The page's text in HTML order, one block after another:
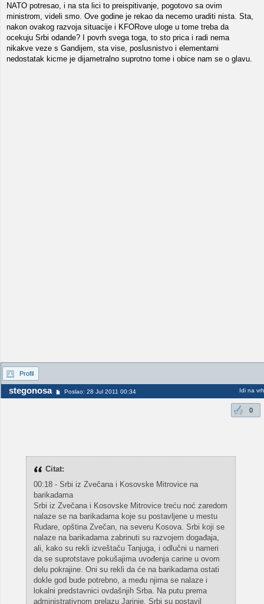
NATO potresao, i na sta lici to preispitivanje, pogotovo sa ovim
ministrom, videli smo. Ove godine je rekao da necemo uraditi nista. Sta,
nakon ovakog razvoja situacije i KFORove uloge u tome treba da
ocekuju Srbi odande? I povrh svega toga, to sto prica i radi nema
nikakve veze s Gandijem, sta vise, poslusnistvo i elementarni
nedostatak kicme je dijametralno suprotno tome i obice nam se o glavu.
Profil
stegonosa Poslao: 28 Jul 2011 00:34 Idi na vrh
0
Citat:
00:18 - Srbi iz Zvečana i Kosovske Mitrovice na
barikadama
Srbi iz Zvečana i Kosovske Mitrovice treću noć zaredom
nalaze se na barikadama koje su postavljene u mestu
Rudare, opština Zvečan, na severu Kosova. Srbi koji se
nalaze na barikadama zabrinuti su razvojem događaja,
ali, kako su rekli izveštaču Tanjuga, i odlučni u nameri
da se suprotstave pokušajima uvođenja carine u ovom
delu pokrajine. Oni su rekli da će na barikadama ostati
dokle god bude potrebno, a među njima se nalaze i
lokalni predstavnici ovdašnjih Srba. Na putu prema
administrativnom prelazu Jarinje, Srbi su postavil